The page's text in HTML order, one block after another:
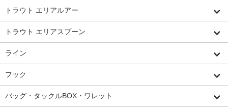
トラウト エリアルアー
トラウト エリアスプーン
ライン
フック
バッグ・タックルBOX・ワレット